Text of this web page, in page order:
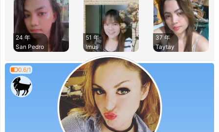
24 年
San Pedro
51 年
Imus
37 年
Taytay
0.6/1